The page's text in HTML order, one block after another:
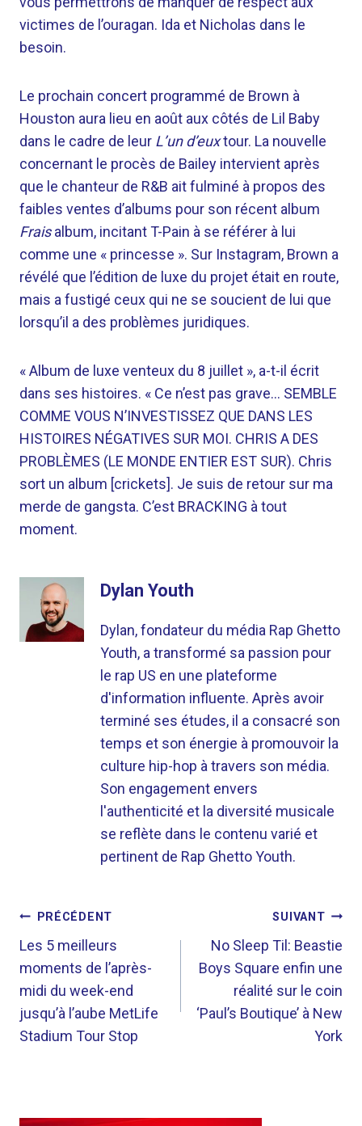
victimes de l’ouragan. Ida et Nicholas dans le
besoin.
Le prochain concert programmé de Brown à
Houston aura lieu en août aux côtés de Lil Baby
dans le cadre de leur L’un d’euxtour. La nouvelle
concernant le procès de Bailey intervient après
que le chanteur de R&B ait fulminé à propos des
faibles ventes d’albums pour son récent album
Fraisalbum, incitant T-Pain à se référer à lui
comme une « princesse ». Sur Instagram, Brown a
révélé que l’édition de luxe du projet était en route,
mais a fustigé ceux qui ne se soucient de lui que
lorsqu’il a des problèmes juridiques.
« Album de luxe venteux du 8 juillet », a-t-il écrit
dans ses histoires. « Ce n’est pas grave… SEMBLE
COMME VOUS N’INVESTISSEZ QUE DANS LES
HISTOIRES NÉGATIVES SUR MOI. CHRIS A DES
PROBLÈMES (LE MONDE ENTIER EST SUR). Chris
sort un album [crickets]. Je suis de retour sur ma
merde de gangsta. C’est BRACKING à tout
moment.
Dylan Youth
Dylan, fondateur du média Rap Ghetto
Youth, a transformé sa passion pour
le rap US en une plateforme
d'information influente. Après avoir
terminé ses études, il a consacré son
temps et son énergie à promouvoir la
culture hip-hop à travers son média.
Son engagement envers
l'authenticité et la diversité musicale
se reflète dans le contenu varié et
pertinent de Rap Ghetto Youth.
NAVIGATION
DE
L’ARTICLE
PRÉCÉDENT
Les 5 meilleurs
moments de l’après-
midi du week-end
jusqu’à l’aube MetLife
Stadium Tour Stop
SUIVANT
No Sleep Til: Beastie
Boys Square enfin une
réalité sur le coin
‘Paul’s Boutique’ à New
York